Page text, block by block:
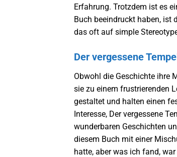
Erfahrung. Trotzdem ist es
Buch beeindruckt haben, ist
das oft auf simple
Der vergessene
Obwohl die Geschichte ihre
sie zu einem frustrierenden
gestaltet und halten einen
Interesse, Der vergessene
wunderbaren Geschichten
diesem Buch mit einer
hatte, aber was ich fand,